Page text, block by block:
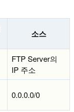
소스
FTP Server의
IP 주소
0.0.0.0/0